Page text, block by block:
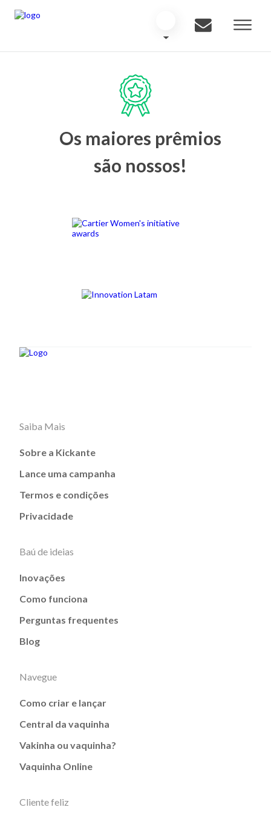
Os maiores prêmios
são nossos!
Saiba Mais
Sobre a Kickante
Lance uma campanha
Termos e condições
Privacidade
Baú de ideias
Inovações
Como funciona
Perguntas frequentes
Blog
Navegue
Como criar e lançar
Central da vaquinha
Vakinha ou vaquinha?
Vaquinha Online
Cliente feliz